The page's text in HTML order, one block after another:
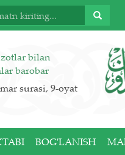
bilan
barobar
surasi, 9-oyat
BOG'LANISH